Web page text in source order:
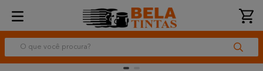
O que você procura?